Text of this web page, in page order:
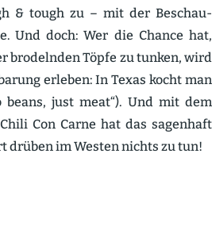
& tough zu – mit der Beschau­
Und doch: Wer die Chance hat,
brodelnden Töpfe zu tunken, wird
erleben: In Texas kocht man
beans, just meat“). Und mit dem
Con Carne hat das sagenhaft
drüben im Westen nichts zu tun!